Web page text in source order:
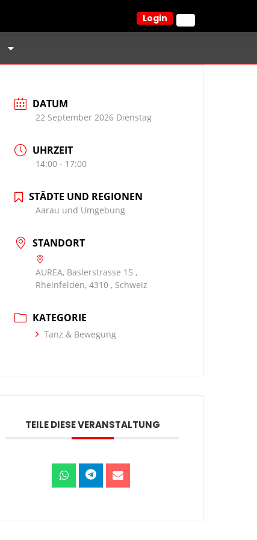
Login
DATUM
22 September 2026 Dienstag
UHRZEIT
14:00 - 17:00
STÄDTE UND REGIONEN
Aarau und Umgebung
STANDORT
AUREA, Baslerstrasse 15 ,
Rheinfelden, 4310 , Schweiz
KATEGORIE
Tanz & Bewegung
TEILE DIESE VERANSTALTUNG